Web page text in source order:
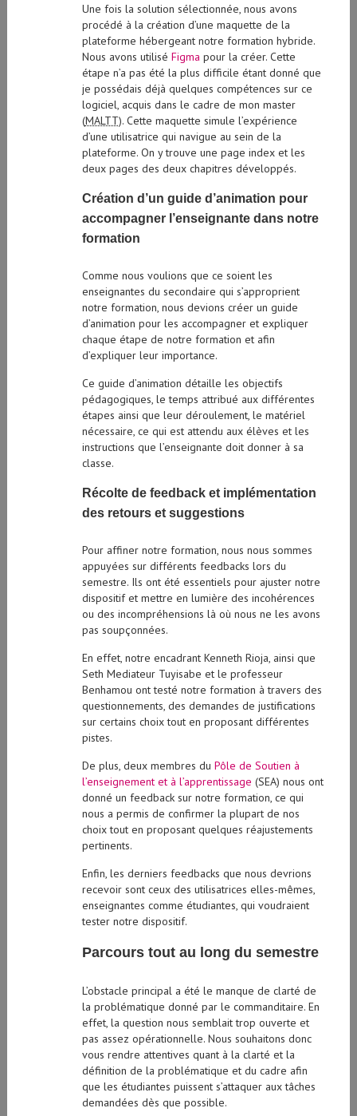
Une fois la solution sélectionnée, nous avons
procédé à la création d’une maquette de la
plateforme hébergeant notre formation hybride.
Nous avons utilisé Figma pour la créer. Cette
étape n’a pas été la plus difficile étant donné que
je possédais déjà quelques compétences sur ce
logiciel, acquis dans le cadre de mon master
(MALTT). Cette maquette simule l’expérience
d’une utilisatrice qui navigue au sein de la
plateforme. On y trouve une page index et les
deux pages des deux chapitres développés.
Création d’un guide d’animation pour
accompagner l’enseignante dans notre
formation
Comme nous voulions que ce soient les
enseignantes du secondaire qui s’approprient
notre formation, nous devions créer un guide
d’animation pour les accompagner et expliquer
chaque étape de notre formation et afin
d’expliquer leur importance.
Ce guide d’animation détaille les objectifs
pédagogiques, le temps attribué aux différentes
étapes ainsi que leur déroulement, le matériel
nécessaire, ce qui est attendu aux élèves et les
instructions que l’enseignante doit donner à sa
classe.
Récolte de feedback et implémentation
des retours et suggestions
Pour affiner notre formation, nous nous sommes
appuyées sur différents feedbacks lors du
semestre. Ils ont été essentiels pour ajuster notre
dispositif et mettre en lumière des incohérences
ou des incompréhensions là où nous ne les avons
pas soupçonnées.
En effet, notre encadrant Kenneth Rioja, ainsi que
Seth Mediateur Tuyisabe et le professeur
Benhamou ont testé notre formation à travers des
questionnements, des demandes de justifications
sur certains choix tout en proposant différentes
pistes.
De plus, deux membres du Pôle de Soutien à
l’enseignement et à l’apprentissage (SEA) nous ont
donné un feedback sur notre formation, ce qui
nous a permis de confirmer la plupart de nos
choix tout en proposant quelques réajustements
pertinents.
Enfin, les derniers feedbacks que nous devrions
recevoir sont ceux des utilisatrices elles-mêmes,
enseignantes comme étudiantes, qui voudraient
tester notre dispositif.
Parcours tout au long du semestre
L’obstacle principal a été le manque de clarté de
la problématique donné par le commanditaire. En
effet, la question nous semblait trop ouverte et
pas assez opérationnelle. Nous souhaitons donc
vous rendre attentives quant à la clarté et la
définition de la problématique et du cadre afin
que les étudiantes puissent s’attaquer aux tâches
demandées dès que possible.